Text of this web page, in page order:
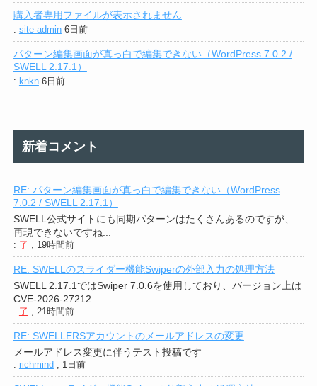
購入者専用ファイルが表示されません
: site-admin 6日前
パターン編集画面が真っ白で編集できない（WordPress 7.0.2 /
SWELL 2.17.1）
: knkn 6日前
新着コメント
RE: パターン編集画面が真っ白で編集できない（WordPress
7.0.2 / SWELL 2.17.1）
SWELL公式サイトにも同期パターンはたくさんあるのですが、
再現できないですね...
: 了 19時間前
RE: SWELLのスライダー機能Swiperの外部入力の処理方法
SWELL 2.17.1ではSwiper 7.0.6を使用しており、バージョン上は
CVE-2026-27212...
: 了 21時間前
RE: SWELLERSアカウントのメールアドレスの変更
メールアドレス変更に伴うテスト投稿です
: richmind 1日前